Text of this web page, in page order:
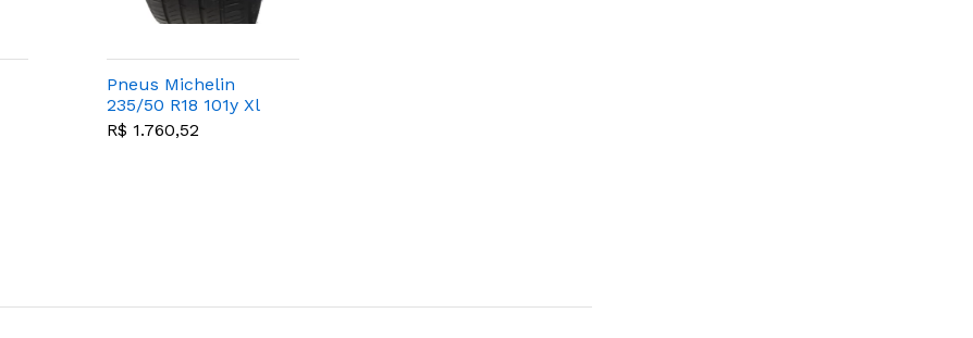
Pneus Michelin
235/50 R18 101y Xl
Tl Primacy 4
R$ 1.760,52